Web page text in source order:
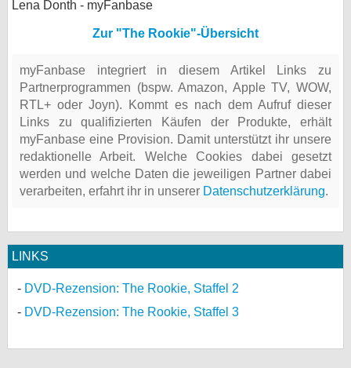
Lena Donth - myFanbase
Zur "The Rookie"-Übersicht
myFanbase integriert in diesem Artikel Links zu
Partnerprogrammen (bspw. Amazon, Apple TV, WOW,
RTL+ oder Joyn). Kommt es nach dem Aufruf dieser
Links zu qualifizierten Käufen der Produkte, erhält
myFanbase eine Provision. Damit unterstützt ihr unsere
redaktionelle Arbeit. Welche Cookies dabei gesetzt
werden und welche Daten die jeweiligen Partner dabei
verarbeiten, erfahrt ihr in unserer Datenschutzerklärung.
LINKS
DVD-Rezension: The Rookie, Staffel 2
DVD-Rezension: The Rookie, Staffel 3